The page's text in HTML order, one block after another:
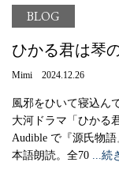
BLOG
ひかる君は琴
Mimi 2024.12.26
風邪をひいて寝込ん
大河ドラマ「ひかる
Audible で『源氏物
本語朗読。全70 ...続